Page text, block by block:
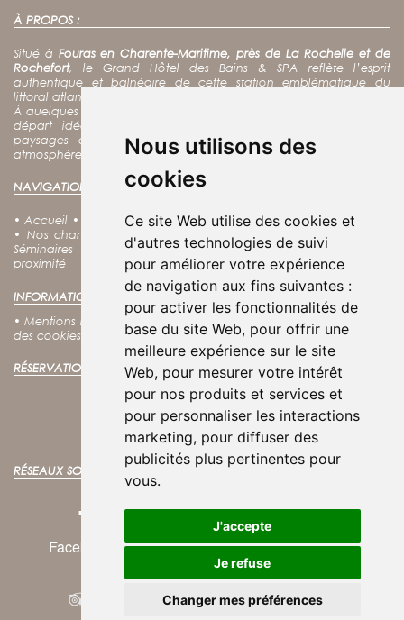
Nous utilisons des
cookies
Ce site Web utilise des cookies et
d'autres technologies de suivi
pour améliorer votre expérience
de navigation aux fins suivantes :
pour activer les fonctionnalités de
base du site Web, pour offrir une
meilleure expérience sur le site
Web, pour mesurer votre intérêt
pour nos produits et services et
pour personnaliser les interactions
marketing, pour diffuser des
publicités plus pertinentes pour
vous.
J'accepte
Je refuse
Changer mes préférences
À PROPOS :
Situé à Fouras en Charente-Maritime, près de La Rochelle et de
Rochefort, le Grand Hôtel des Bains & SPA reflète l’esprit
authentique et balnéaire de cette station emblématique du
littoral atlantique.
À quelques pas de l’océan, notre hôtel spa constitue un point de
départ idéal pour
paysages de la côte charentaise, tout en profitant d’une
atmosphère calme et chaleureuse au cœur de Fouras.
NAVIGATION :
•Accueil • Nos offres•Notre charte RSE •Notre Spa•Nos Soins
• Nos chambres Nos coffrets cadeaux Découvrir Fouras
Séminaires
Groupes•Tarifs •Contact•Accès
proximité
INFORMATIONS LÉGALES :
•Mentions légales • Conditions générales d'utilisation
des cookies
Politique de confidentialité
RÉSERVATION EN LIGNE :
RÉSERVER VOTRE SÉJOUR
Meilleurs tarifs garantis !
RÉSEAUX SOCIAUX :
Facebook Instagram Twitter
© 2025